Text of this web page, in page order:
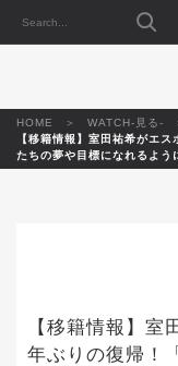
HOME
WATCH-見る-
【移籍情報】室田祐希がエ
たちの夢や目標になれるよう
【移籍情報】室
年ぶりの復帰！